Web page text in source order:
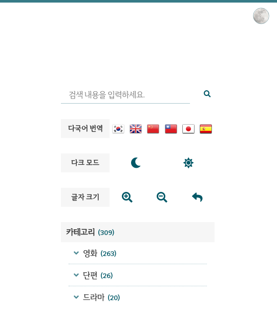
다국어 번역
다크 모드  
글자 크기   
카테고리 (309)
영화 (263)
단편 (26)
드라마 (20)